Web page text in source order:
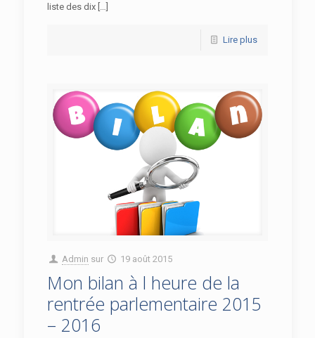
liste des dix […]
Lire plus
Admin sur 19 août 2015
Mon bilan à l heure de la
rentrée parlementaire 2015
– 2016